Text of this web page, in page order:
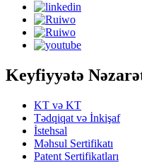
Keyfiyyətə
KT və KT
Tədqiqat və İnkişaf
İstehsal
Məhsul Sertifikatı
Patent Sertifikatları